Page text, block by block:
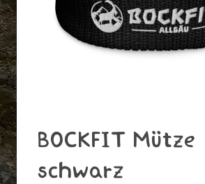
BOCKFIT Mütze
schwarz